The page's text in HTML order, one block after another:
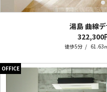
湯島 曲線
322,300
徒歩5分 61.63
OFFICE